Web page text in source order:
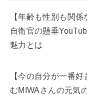
【年齢も性別も関
自衛官の懸垂
魅力とは
【今の自分が一番
むMIWAさんの元気